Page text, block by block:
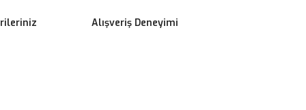
Alışveriş Deneyimi